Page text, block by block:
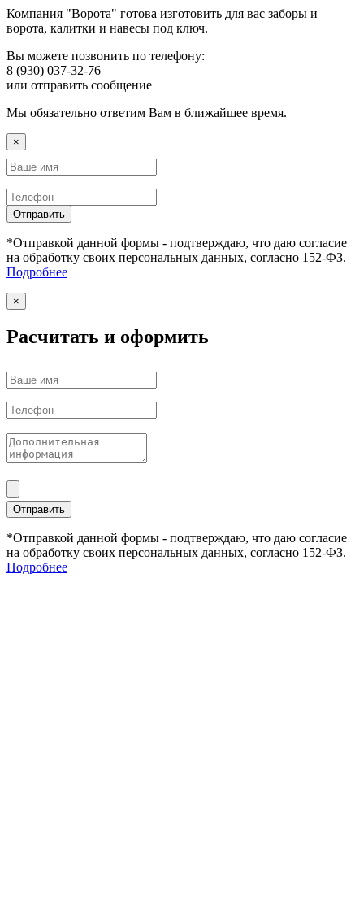
Компания "Ворота" готова изготовить для вас заборы и
ворота, калитки и навесы под ключ.
Вы можете позвонить по телефону:
8 (930) 037-32-76
или отправить сообщение
Мы обязательно ответим Вам в ближайшее время.
×
Отправить
*Отправкой данной формы - подтверждаю, что даю согласие
на обработку своих персональных данных, согласно 152-ФЗ.
Подробнее
×
Расчитать и оформить
Отправить
*Отправкой данной формы - подтверждаю, что даю согласие
на обработку своих персональных данных, согласно 152-ФЗ.
Подробнее